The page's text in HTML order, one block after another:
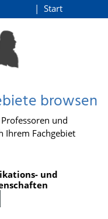
Start
browsen
und
Ihrem Fachgebiet
und